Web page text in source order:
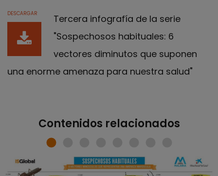
DESCARGAR
Tercera infografía de la serie
"Sospechosos habituales: 6
vectores diminutos que suponen
una enorme amenaza para nuestra salud"
Contenidos relacionados